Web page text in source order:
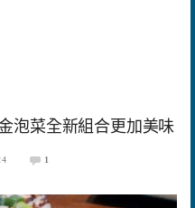
泡菜全新組合更加美味
1